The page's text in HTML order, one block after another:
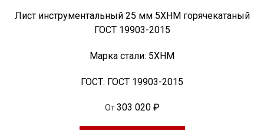
Лист инструментальный 25 мм 5ХНМ горячекатаный
ГОСТ 19903-2015
Марка стали: 5ХНМ
ГОСТ: ГОСТ 19903-2015
От 303 020 ₽